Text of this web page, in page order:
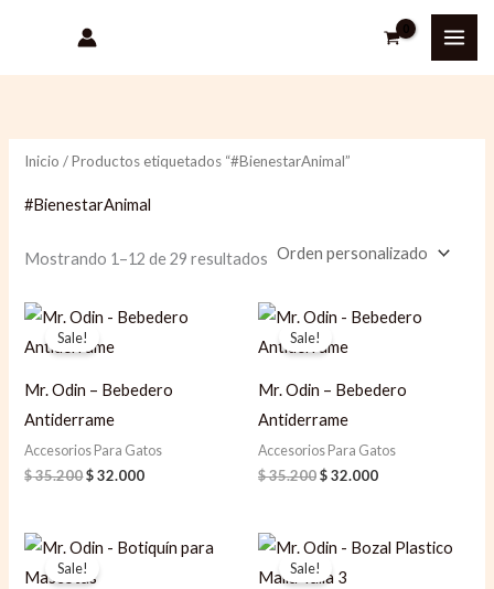
contenido
m
i
m
á
i
m
Inicio / Productos etiquetados “#BienestarAnimal”
#BienestarAnimal
Mostrando 1–12 de 29 resultados
Sale!
Mr. Odin – Bebedero
Antiderrame
Accesorios Para Gatos
$35.200
Original
price
was:
$32.000
Current
price
Sale!
Mr. Odin – Bebedero
Antiderrame
Accesorios Para Gatos
$35.200
Original
price
was:
$32.000
Current
price
Sale!
Original
price
was:
Current
price
Sale!
Original
price
was:
Current
price